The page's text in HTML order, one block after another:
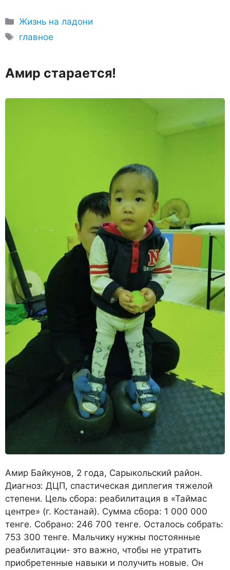
Рубрики
Жизнь на ладони
Метки
главное
Амир старается!
Амир Байкунов, 2 года, Сарыкольский район.
Диагноз: ДЦП, спастическая диплегия тяжелой
степени. Цель сбора: реабилитация в «Таймас
центре» (г. Костанай). Сумма сбора: 1 000 000
тенге. Собрано: 246 700 тенге. Осталось собрать:
753 300 тенге. Мальчику нужны постоянные
реабилитации- это важно, чтобы не утратить
приобретенные навыки и получить новые. Он